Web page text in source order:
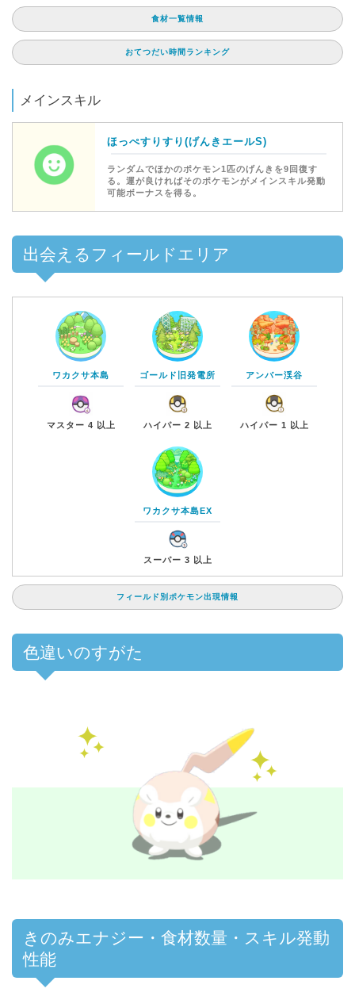
食材一覧情報
おてつだい時間ランキング
メインスキル
ほっぺすりすり(げんきエールS)
ランダムでほかのポケモン1匹のげんきを9回復す
る。運が良ければそのポケモンがメインスキル発動
可能ボーナスを得る。
出会えるフィールドエリア
ワカクサ本島
マスター 4 以上
ゴールド旧発電所
ハイパー 2 以上
アンバー渓谷
ハイパー 1 以上
ワカクサ本島EX
スーパー 3 以上
フィールド別ポケモン出現情報
色違いのすがた
きのみエナジー・食材数量・スキル発動
性能